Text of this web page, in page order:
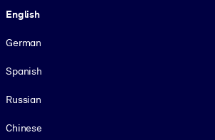
English
German
Spanish
Russian
Chinese